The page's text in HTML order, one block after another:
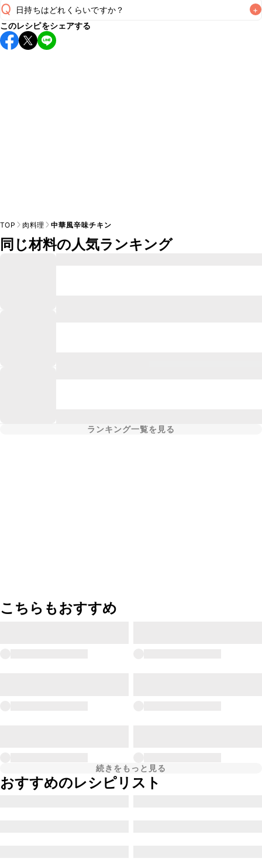
A
Q 日持ちはどれくらいですか？ +
保存期間は冷蔵で翌日中が目安です。なるべくお早めにお召
し上がりください。
このレシピをシェアする
TOP 肉料理 中華風辛味チキン
同じ材料の人気ランキング
ランキング一覧を見る
こちらもおすすめ
続きをもっと見る
おすすめのレシピリスト